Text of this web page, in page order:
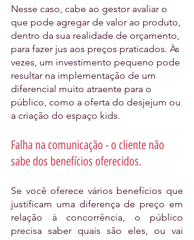
Nesse caso, cabe ao gestor avaliar o
que pode agregar de valor ao produto,
dentro da sua realidade de orçamento,
para fazer jus aos preços praticados. Às
vezes, um investimento pequeno pode
resultar na implementação de um
diferencial muito atraente para o
público, como a oferta do desjejum ou
a criação do espaço kids.
Falha na comunicação - o cliente não
sabe dos benefícios oferecidos.
Se você oferece vários benefícios que
justificam uma diferença de preço em
relação à concorrência, o público
precisa saber quais são eles, ou vai